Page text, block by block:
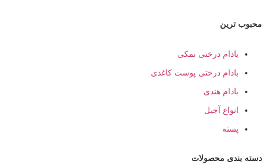
بادام درختی نمکی
بادام درختی پوست کاغذی
بادام هندی
انواع آجیل
پسته
محصولات